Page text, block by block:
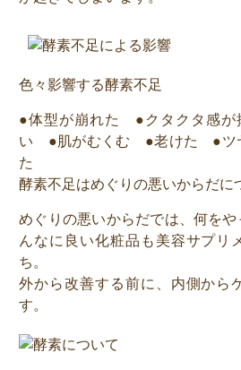
色々影響する酵素不足
●体型が崩れた ●クタクタ感
い ●肌がむくむ ●老けた ●ツ
た
酵素不足はめぐりの悪いからだに
めぐりの悪いからだでは、何を
んなに良い化粧品も美容サプリ
ち。
外から改善する前に、内側から
す。